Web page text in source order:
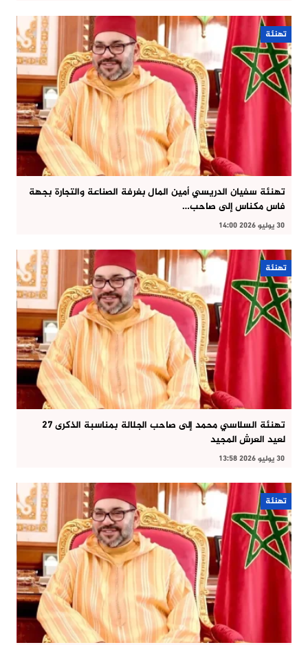
تهنئة
تهنئة سفيان الدريسي أمين المال بغرفة الصناعة والتجارة بجهة
فاس مكناس إلى صاحب…
30 يوليو 2026 14:00
تهنئة
تهنئة السلاسي محمد إلى صاحب الجلالة بمناسبة الذكرى 27
لعيد العرش المجيد
30 يوليو 2026 13:58
تهنئة